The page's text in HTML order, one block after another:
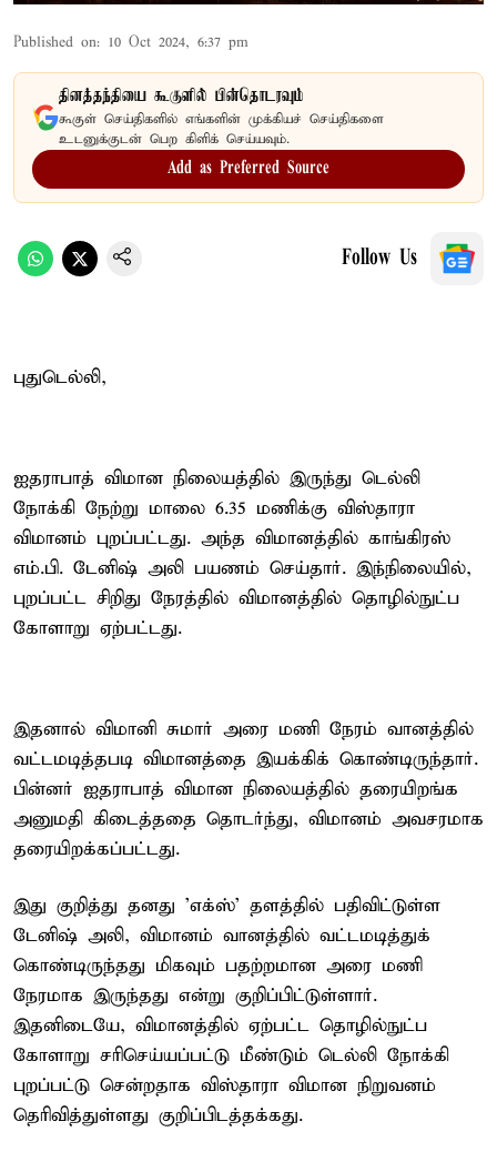
Published on: 10 Oct 2024, 6:37 pm
தினத்தந்தியை கூகுளில் பின்தொடரவும்
கூகுள் செய்திகளில் எங்களின் முக்கியச் செய்திகளை
உடனுக்குடன் பெற கிளிக் செய்யவும்.
Add as Preferred Source
Follow Us
புதுடெல்லி,
ஐதராபாத் விமான நிலையத்தில் இருந்து டெல்லி
நோக்கி நேற்று மாலை 6.35 மணிக்கு விஸ்தாரா
விமானம் புறப்பட்டது. அந்த விமானத்தில் காங்கிரஸ்
எம்.பி. டேனிஷ் அலி பயணம் செய்தார். இந்நிலையில்,
புறப்பட்ட சிறிது நேரத்தில் விமானத்தில் தொழில்நுட்ப
கோளாறு ஏற்பட்டது.
இதனால் விமானி சுமார் அரை மணி நேரம் வானத்தில்
வட்டமடித்தபடி விமானத்தை இயக்கிக் கொண்டிருந்தார்.
பின்னர் ஐதராபாத் விமான நிலையத்தில் தரையிறங்க
அனுமதி கிடைத்ததை தொடர்ந்து, விமானம் அவசரமாக
தரையிறக்கப்பட்டது.
இது குறித்து தனது 'எக்ஸ்' தளத்தில் பதிவிட்டுள்ள
டேனிஷ் அலி, விமானம் வானத்தில் வட்டமடித்துக்
கொண்டிருந்தது மிகவும் பதற்றமான அரை மணி
நேரமாக இருந்தது என்று குறிப்பிட்டுள்ளார்.
இதனிடையே, விமானத்தில் ஏற்பட்ட தொழில்நுட்ப
கோளாறு சரிசெய்யப்பட்டு மீண்டும் டெல்லி நோக்கி
புறப்பட்டு சென்றதாக விஸ்தாரா விமான நிறுவனம்
தெரிவித்துள்ளது குறிப்பிடத்தக்கது.